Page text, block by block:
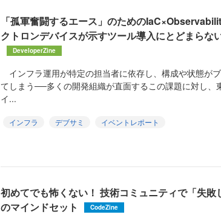
「孤軍奮闘するエース」のための
クトロンデバイスが示すツール導入にとどまらな
DeveloperZine
インフラ運用が特定の担当者に依存し、構成や状態が
てしまう──多くの開発組織が直面するこの課題に対し、
イ...
インフラ デブサミ
イベントレポート
初めてでも怖くない！ 技術コミュニティで「失敗
のマインドセット
CodeZine